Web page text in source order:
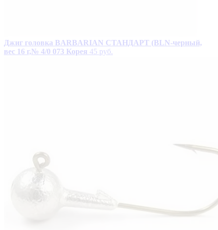
Джиг головка BARBARIAN СТАНДАРТ (BLN-черный,
вес 16 г,№ 4/0 073 Корея 45 руб.